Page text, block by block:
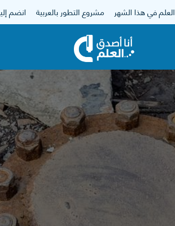
العلم في هذا الشهر مشروع التطور بالعربية انضم